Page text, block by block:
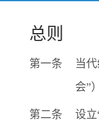
总则
第一条
当
会”
第二条
设